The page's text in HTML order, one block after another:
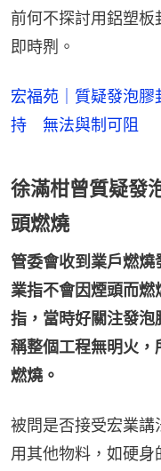
前何不探討用鋁塑
即時𠝹。
宏福苑｜質疑發泡
持 無法與制可阻
徐滿柑曾質疑發
頭燃燒
管委會收到業戶燃
業指不會因煙頭而
指，當時好關注發泡
稱整個工程無明火
燃燒。
被問是否接受宏業講
用其他物料，如硬